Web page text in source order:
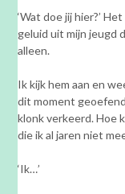
‘Wat doe jij hier?’
geluid uit mijn jeugd
alleen.
Ik kijk hem aan en
dit moment
klonk verkeerd. Hoe
die ik al jaren niet
‘Ik…’